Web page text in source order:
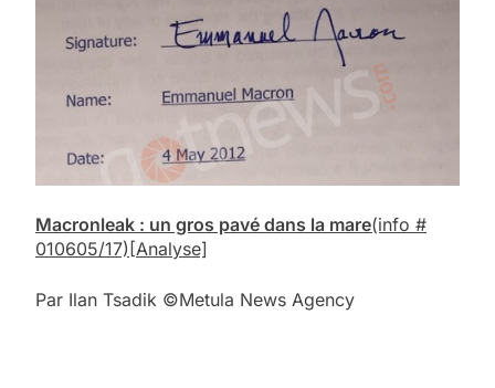
Macronleak : un gros pavé dans la mare(info #
010605/17)[Analyse]
Par Ilan Tsadik ©Metula News Agency